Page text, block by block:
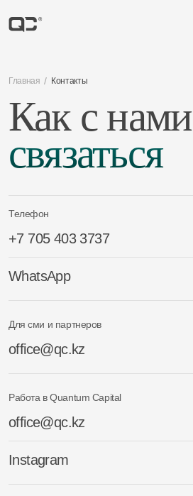
Главная / Контакты
Как с нами
связаться
Телефон
+7 705 403 3737
WhatsApp
Для сми и партнеров
office@qc.kz
Работа в Quantum Capital
office@qc.kz
Instagram